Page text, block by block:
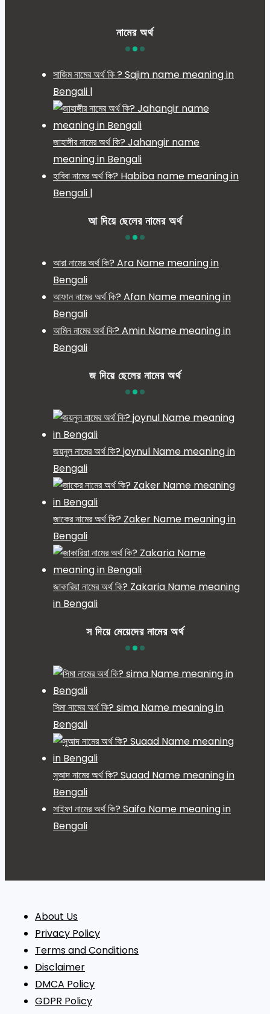
নামের অর্থ
সাজিম নামের অর্থ কি ? Sajim name meaning in
Bengali |
জাহাঙ্গীর নামের অর্থ কি? Jahangir name
meaning in Bengali
হাবিবা নামের অর্থ কি? Habiba name meaning in
Bengali |
আ দিয়ে ছেলের নামের অর্থ
আরা নামের অর্থ কি? Ara Name meaning in
Bengali
আফান নামের অর্থ কি? Afan Name meaning in
Bengali
আমিন নামের অর্থ কি? Amin Name meaning in
Bengali
জ দিয়ে ছেলের নামের অর্থ
জয়নুল নামের অর্থ কি? joynul Name meaning in
Bengali
জাকের নামের অর্থ কি? Zaker Name meaning in
Bengali
জাকারিয়া নামের অর্থ কি? Zakaria Name meaning
in Bengali
স দিয়ে মেয়েদের নামের অর্থ
সিমা নামের অর্থ কি? sima Name meaning in
Bengali
সুআদ নামের অর্থ কি? Suaad Name meaning in
Bengali
সাইফা নামের অর্থ কি? Saifa Name meaning in
Bengali
About Us
Privacy Policy
Terms and Conditions
Disclaimer
DMCA Policy
GDPR Policy